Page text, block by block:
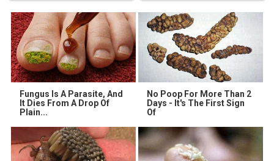
Fungus Is A Parasite, And
It Dies From A Drop Of
Plain...
No Poop For More Than 2
Days - It's The First Sign
Of